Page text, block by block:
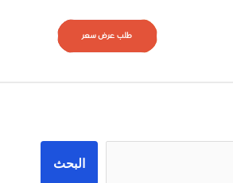
طلب عرض سعر
البحث